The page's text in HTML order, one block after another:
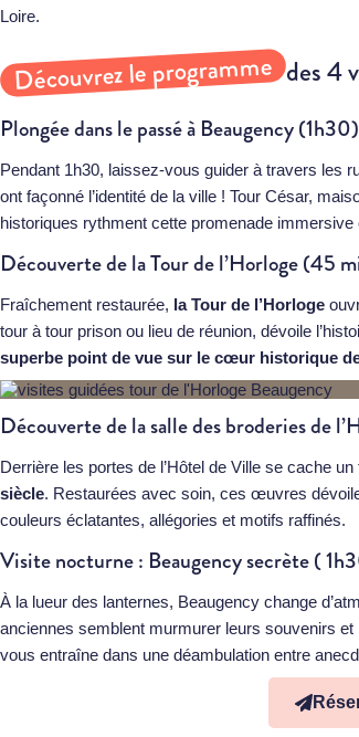
Loire.
Découvrez le programme des 4
Plongée dans le passé à Beaugency (1h30)
Pendant 1h30, laissez-vous guider à travers les
ont façonné l’identité de la ville ! Tour César,
historiques rythment cette promenade
Découverte de la Tour de l’Horloge (45
Fraîchement restaurée, la Tour de l’Horloge
tour à tour prison ou lieu de réunion, dévoile
superbe point de vue sur le cœur historique
Découverte de la salle des broderies de
Derrière les portes de l’Hôtel de Ville se cache
siècle. Restaurées avec soin, ces œuvres
couleurs éclatantes, allégories et motifs raffinés.
Visite nocturne : Beaugency secrète (
À la lueur des lanternes, Beaugency change
anciennes semblent murmurer leurs souvenirs
vous entraîne dans une déambulation entre